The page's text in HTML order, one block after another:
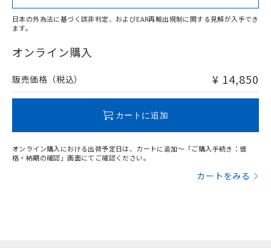
在庫等で未対応品が混在する可能性があります。
問い合わせください。
日本の外為法に基づく該非判定、およびEAR再輸出規制に関する見解が入手でき
ます。
オンライン購入
販売価格（税込） ¥ 14,850
カートに追加
オンライン購入における出荷予定日は、カートに追加～「ご購入手続き：価
格・納期の確認」画面にてご確認ください。
カートをみる